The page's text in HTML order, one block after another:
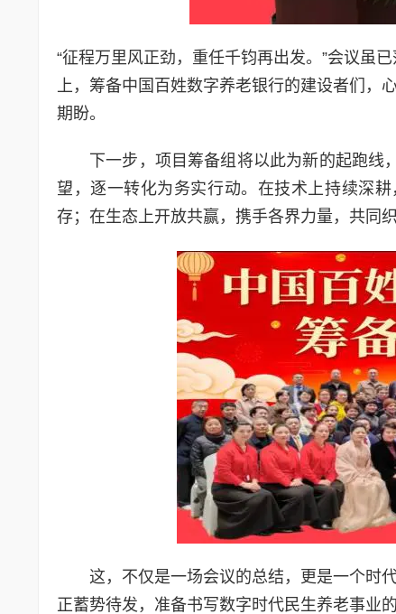
“征程万里风正劲，重任千钧再出发。”会议虽
上，筹备中国百姓数字养老银行的建设者们
期盼。
下一步，项目筹备组将以此为新的起跑
望，逐一转化为务实行动。在技术上持续深
存；在生态上开放共赢，携手各界力量，共同
这，不仅是一场会议的总结，更是一个时
正蓄势待发，准备书写数字时代民生养老事业的